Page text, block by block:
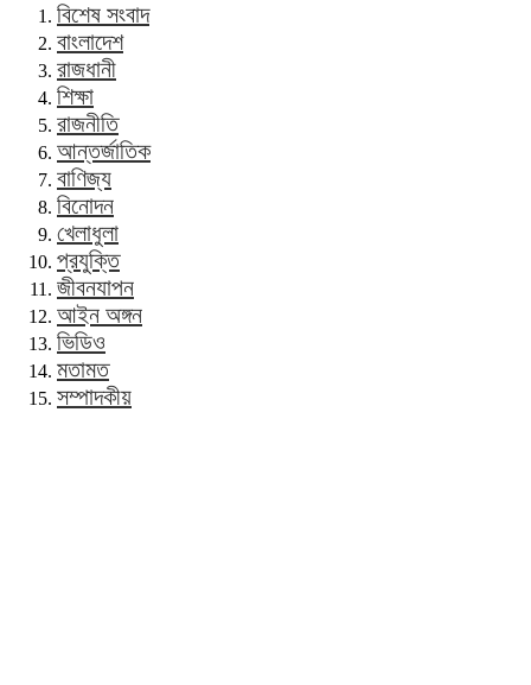
বিশেষ সংবাদ
বাংলাদেশ
রাজধানী
শিক্ষা
রাজনীতি
আন্তর্জাতিক
বাণিজ্য
বিনোদন
খেলাধুলা
প্রযুক্তি
জীবনযাপন
আইন অঙ্গন
ভিডিও
মতামত
সম্পাদকীয়